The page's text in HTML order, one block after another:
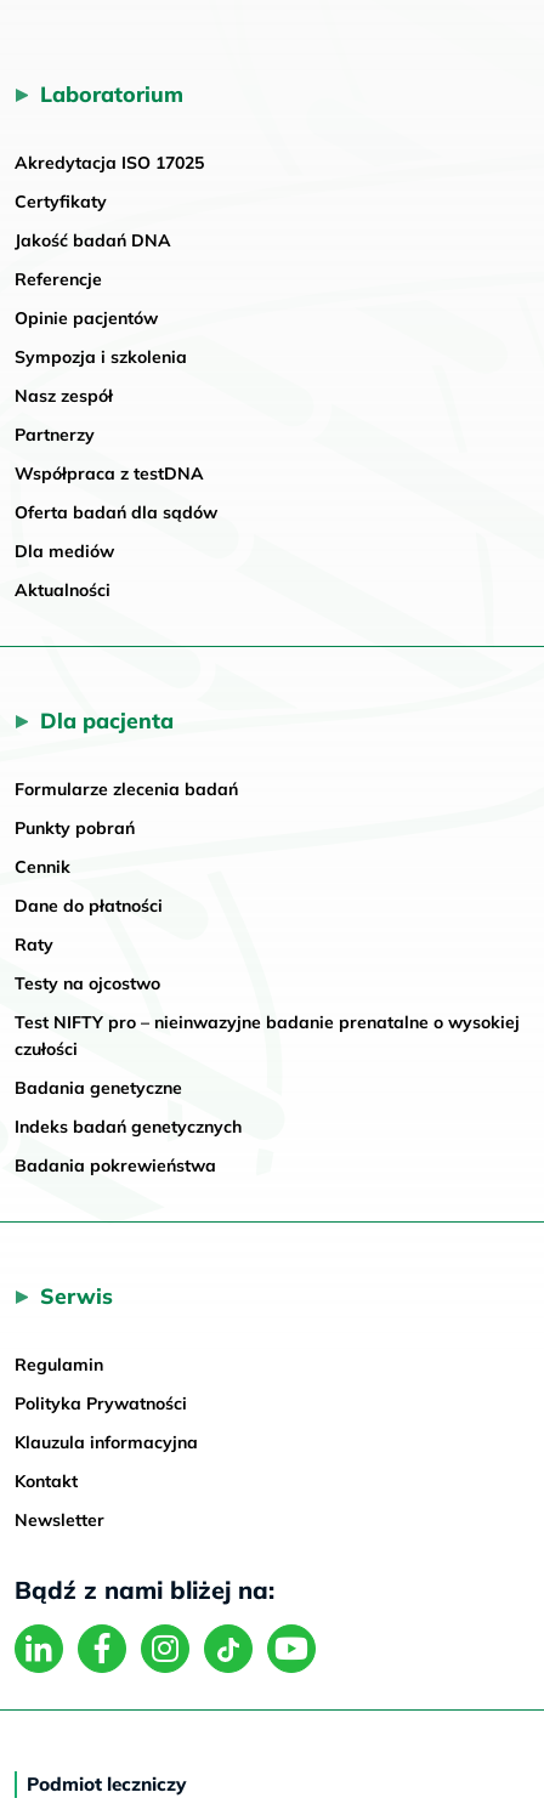
Laboratorium
Akredytacja ISO 17025
Certyfikaty
Jakość badań DNA
Referencje
Opinie pacjentów
Sympozja i szkolenia
Nasz zespół
Partnerzy
Współpraca z testDNA
Oferta badań dla sądów
Dla mediów
Aktualności
Dla pacjenta
Formularze zlecenia badań
Punkty pobrań
Cennik
Dane do płatności
Raty
Testy na ojcostwo
Test NIFTY pro – nieinwazyjne badanie prenatalne o wysokiej
czułości
Badania genetyczne
Indeks badań genetycznych
Badania pokrewieństwa
Serwis
Regulamin
Polityka Prywatności
Klauzula informacyjna
Kontakt
Newsletter
Bądź z nami bliżej na:
Podmiot leczniczy